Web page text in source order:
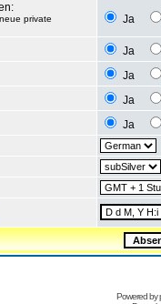
private
Ja
Ja
Ja
Ja
Ja
Powered by